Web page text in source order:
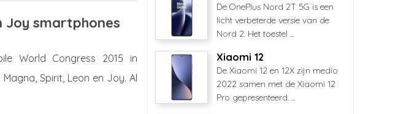
Joy smartphones
World Congress 2015 in
Spirit, Leon en Joy. Al
De OnePlus Nord 2T 5G is een
licht verbeterde versie van de
Nord 2. Het toestel ...
Xiaomi 12
De Xiaomi 12 en 12X zijn medio
2022 samen met de Xiaomi 12
Pro gepresenteerd. ...